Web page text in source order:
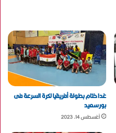
غدا ختام بطولة أفريقيا لكرة السرعة فى
بورسعيد
أغسطس 14, 2023